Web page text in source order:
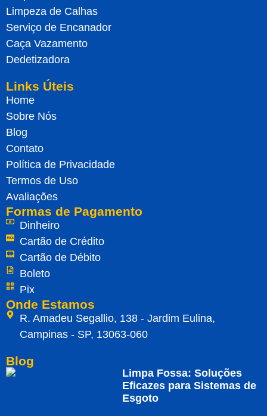
Limpeza de Calhas
Serviço de Encanador
Caça Vazamento
Dedetizadora
Links Úteis
Home
Sobre Nós
Blog
Contato
Política de Privacidade
Termos de Uso
Avaliações
Formas de Pagamento
Dinheiro
Cartão de Crédito
Cartão de Débito
Boleto
Pix
Onde Estamos
R. Amadeu Segallio, 138 - Jardim Eulina,
Campinas - SP, 13063-060
Blog
Limpa Fossa: Soluções
Eficazes para Sistemas de
Esgoto